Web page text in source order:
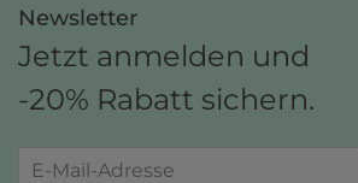
Newsletter
Jetzt anmelden und
-20% Rabatt sichern.